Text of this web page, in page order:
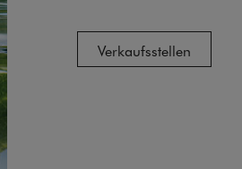
Verkaufsstellen